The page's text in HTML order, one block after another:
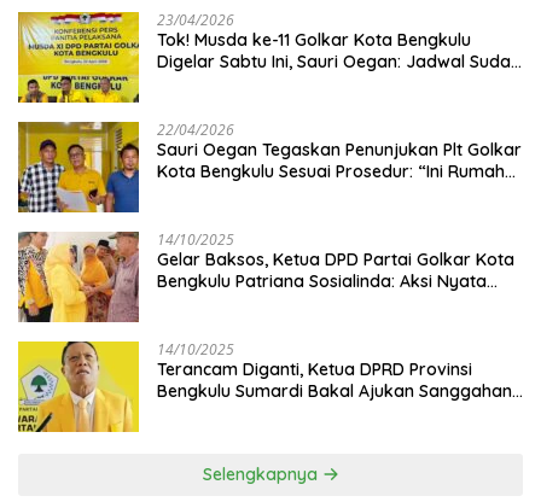
23/04/2026
‎Tok! Musda ke-11 Golkar Kota Bengkulu
Digelar Sabtu Ini, Sauri Oegan: Jadwal Sudah
22/04/2026
Sauri Oegan Tegaskan Penunjukan Plt Golkar
Kota Bengkulu Sesuai Prosedur: “Ini Rumah
14/10/2025
‎Gelar Baksos, Ketua DPD Partai Golkar Kota
Bengkulu Patriana Sosialinda: Aksi Nyata
14/10/2025
Terancam Diganti, Ketua DPRD Provinsi
Bengkulu Sumardi Bakal Ajukan Sanggahan
Selengkapnya